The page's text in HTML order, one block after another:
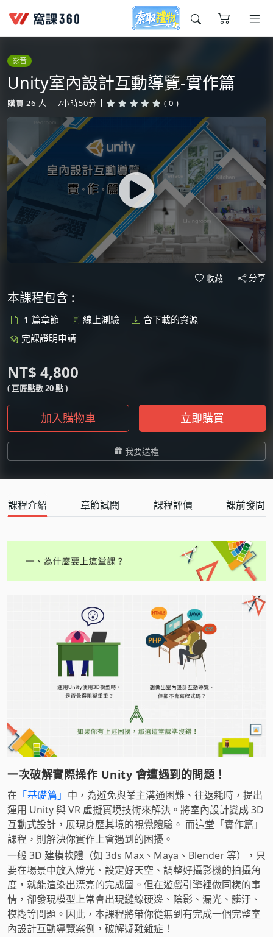
今天想要學什麼?
窩課推薦給您
影音
Unity室內設計互動導覽-實作篇
購買 26 人 7小時50分 ( 0 )
收藏 分享
本課程包含 :
1 篇章節 線上測驗
含下載的資源
完課證明申請
NT$ 4,800
( 巨匠點數 20 點 )
加入購物車 立即購買
我要送禮
課程介紹 章節試閱 課程評價 課前發問
一次破解實際操作 Unity 會遭遇到的問題！
在 「基礎篇」 中，為避免與業主溝通困難、往返耗時，提出
運用 Unity 與 VR 虛擬實境技術來解決。將室內設計變成 3D
互動式設計，展現身歷其境的視覺體驗。 而這堂「實作篇」
課程，則解決你實作上會遇到的困擾。
一般 3D 建模軟體（如 3ds Max、Maya、Blender 等），只
要在場景中放入燈光、設定好天空、調整好攝影機的拍攝角
度，就能渲染出漂亮的完成圖。但在遊戲引擎裡做同樣的事
情，卻發現模型上常會出現縫線硬邊、陰影、漏光、髒汙、
模糊等問題。因此，本課程將帶你從無到有完成一個完整室
內設計互動導覽案例，破解疑難雜症！